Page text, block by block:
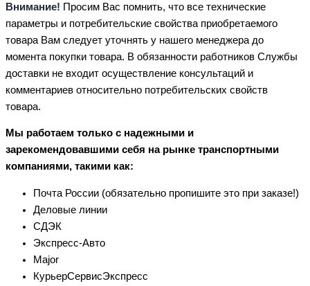
Внимание! Просим Вас помнить, что все технические
параметры и потребительские свойства приобретаемого
товара Вам следует уточнять у нашего менеджера до
момента покупки товара. В обязанности работников Службы
доставки не входит осуществление консультаций и
комментариев относительно потребительских свойств
товара.
Мы работаем только с надежными и
зарекомендовавшими себя на рынке транспортными
компаниями, такими как:
Почта России (обязательно пропишите это при заказе!)
Деловые линии
СДЭК
Экспресс-Авто
Major
КурьерСервисЭкспресс